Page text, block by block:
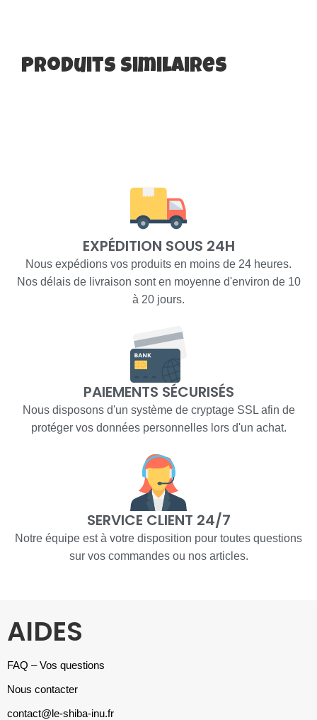
Produits Similaires
EXPÉDITION SOUS 24H
Nous expédions vos produits en moins de 24 heures.
Nos délais de livraison sont en moyenne d'environ de 10
à 20 jours.
PAIEMENTS SÉCURISÉS
Nous disposons d'un système de cryptage SSL afin de
protéger vos données personnelles lors d'un achat.
SERVICE CLIENT 24/7
Notre équipe est à votre disposition pour toutes questions
sur vos commandes ou nos articles.
AIDES
FAQ – Vos questions
Nous contacter
contact@le-shiba-inu.fr